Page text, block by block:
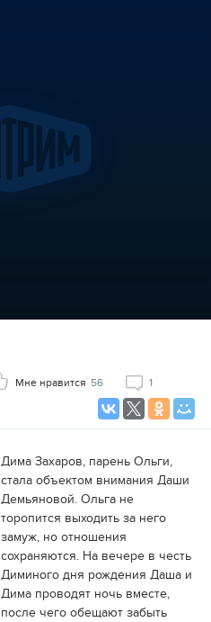
Мне нравится 56 1
Дима Захаров, парень Ольги,
стала объектом внимания Даши
Демьяновой. Ольга не
торопится выходить за него
замуж, но отношения
сохраняются. На вечере в честь
Диминого дня рождения Даша и
Дима проводят ночь вместе,
после чего обещают забыть